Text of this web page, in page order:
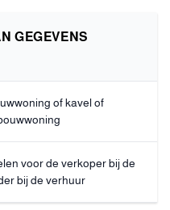
GEGEVENS
of kavel of
voor de verkoper bij de
bij de verhuur